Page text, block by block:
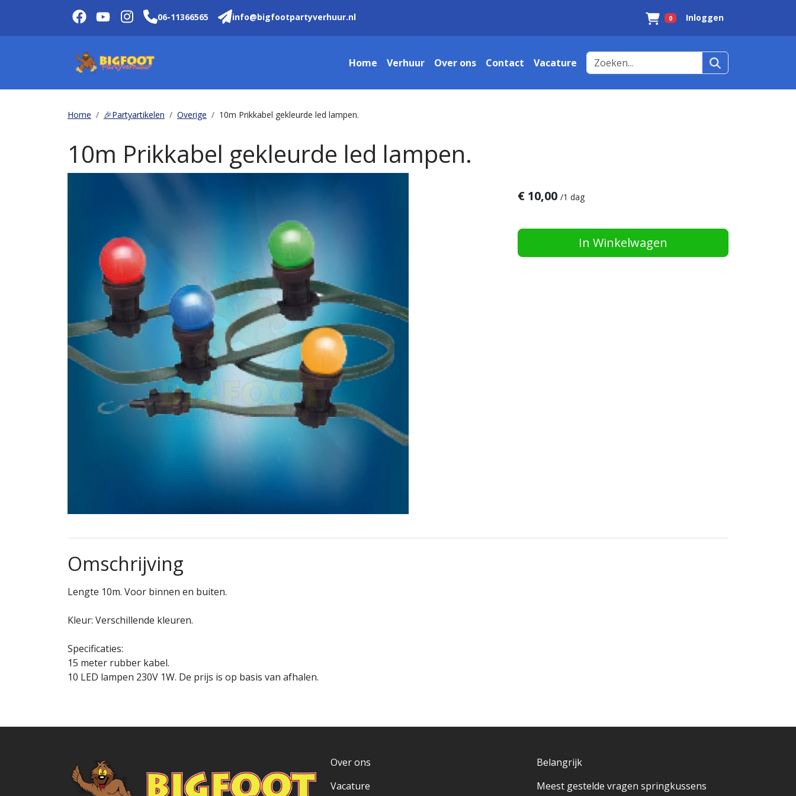
06-11366565 info@bigfootpartyverhuur.nl
Winkelwagen
0 Inloggen
Home Verhuur Over ons Contact Vacature
Home 🎉Partyartikelen Overige 10m Prikkabel gekleurde led lampen.
10m Prikkabel gekleurde led lampen.
€ 10,00 /1 dag
In Winkelwagen
Omschrijving
Lengte 10m. Voor binnen en buiten.
Kleur: Verschillende kleuren.
Specificaties:
15 meter rubber kabel.
10 LED lampen 230V 1W. De prijs is op basis van afhalen.
Over ons
Vacature
Belangrijk
Meest gestelde vragen springkussens